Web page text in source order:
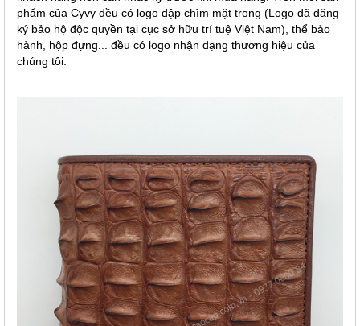
phẩm của Cyvy đều có logo dập chìm mặt trong (Logo đã đăng
ký bảo hộ độc quyền tại cục sở hữu trí tuệ Việt Nam), thể bảo
hành, hộp đựng... đều có logo nhận dạng thương hiệu của
chúng tôi.